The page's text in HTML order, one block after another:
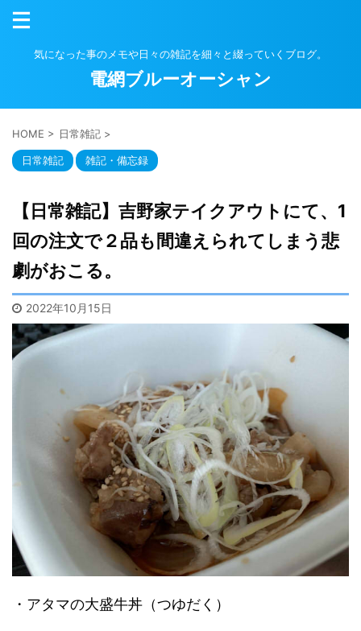
気になった事のメモや日々の雑記を細々と綴っていくブログ。
電網ブルーオーシャン
HOME > 日常雑記 >
日常雑記 雑記・備忘録
【日常雑記】吉野家テイクアウトにて、1
回の注文で２品も間違えられてしまう悲
劇がおこる。
2022年10月15日
・アタマの大盛牛丼（つゆだく）